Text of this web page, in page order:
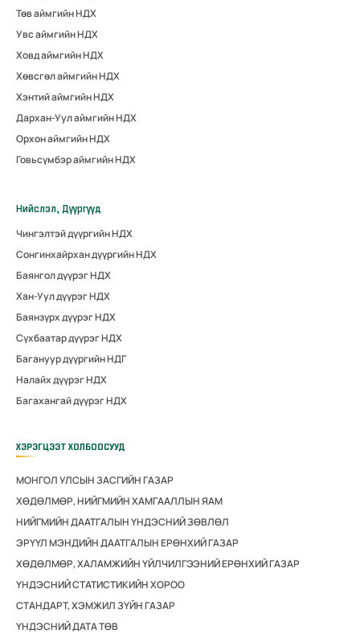
Төв аймгийн НДХ
Увс аймгийн НДХ
Ховд аймгийн НДХ
Хөвсгөл аймгийн НДХ
Хэнтий аймгийн НДХ
Дархан-Уул аймгийн НДХ
Орхон аймгийн НДХ
Говьсүмбэр аймгийн НДХ
Нийслэл, Дүүргүүд
Чингэлтэй дүүргийн НДХ
Сонгинхайрхан дүүргийн НДХ
Баянгол дүүрэг НДХ
Хан-Уул дүүрэг НДХ
Баянзүрх дүүрэг НДХ
Сүхбаатар дүүрэг НДХ
Багануур дүүргийн НДГ
Налайх дүүрэг НДХ
Багахангай дүүрэг НДХ
ХЭРЭГЦЭЭТ ХОЛБООСУУД
МОНГОЛ УЛСЫН ЗАСГИЙН ГАЗАР
ХӨДӨЛМӨР, НИЙГМИЙН ХАМГААЛЛЫН ЯАМ
НИЙГМИЙН ДААТГАЛЫН ҮНДЭСНИЙ ЗӨВЛӨЛ
ЭРҮҮЛ МЭНДИЙН ДААТГАЛЫН ЕРӨНХИЙ ГАЗАР
ХӨДӨЛМӨР, ХАЛАМЖИЙН ҮЙЛЧИЛГЭЭНИЙ ЕРӨНХИЙ ГАЗАР
ҮНДЭСНИЙ СТАТИСТИКИЙН ХОРОО
СТАНДАРТ, ХЭМЖИЛ ЗҮЙН ГАЗАР
ҮНДЭСНИЙ ДАТА ТӨВ